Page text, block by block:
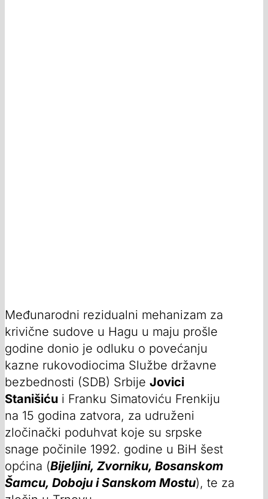
Međunarodni rezidualni mehanizam za
krivične sudove u Hagu u maju prošle
godine donio je odluku o povećanju
kazne rukovodiocima Službe državne
bezbednosti (SDB) Srbije Jovici
Stanišiću i Franku Simatoviću Frenkiju
na 15 godina zatvora, za udruženi
zločinački poduhvat koje su srpske
snage počinile 1992. godine u BiH šest
općina (Bijeljini, Zvorniku, Bosanskom
Šamcu, Doboju i Sanskom Mostu), te za